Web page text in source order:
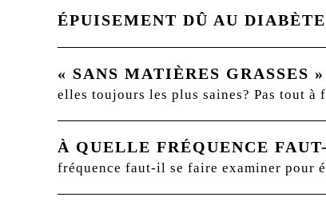
ÉPUISEMENT DÛ AU DIABÈTE
« SANS MATIÈRES GRASSES
elles toujours les plus saines? Pas tout
À QUELLE FRÉQUENCE
fréquence faut-il se faire examiner pour